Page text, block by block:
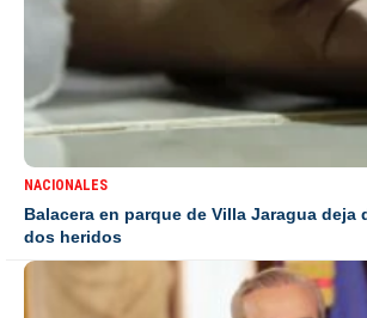
NACIONALES
Balacera en parque de Villa Jaragua deja
dos heridos